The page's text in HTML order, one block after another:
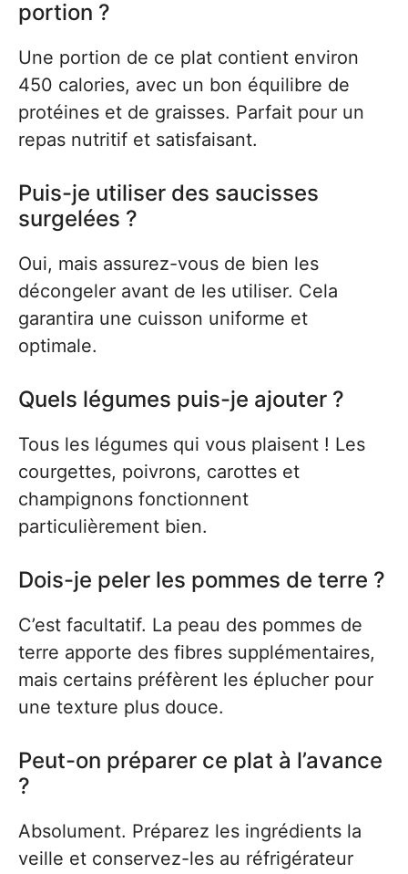
portion ?
Une portion de ce plat contient environ
450 calories, avec un bon équilibre de
protéines et de graisses. Parfait pour un
repas nutritif et satisfaisant.
Puis-je utiliser des saucisses
surgelées ?
Oui, mais assurez-vous de bien les
décongeler avant de les utiliser. Cela
garantira une cuisson uniforme et
optimale.
Quels légumes puis-je ajouter ?
Tous les légumes qui vous plaisent ! Les
courgettes, poivrons, carottes et
champignons fonctionnent
particulièrement bien.
Dois-je peler les pommes de terre ?
C’est facultatif. La peau des pommes de
terre apporte des fibres supplémentaires,
mais certains préfèrent les éplucher pour
une texture plus douce.
Peut-on préparer ce plat à l’avance
?
Absolument. Préparez les ingrédients la
veille et conservez-les au réfrigérateur